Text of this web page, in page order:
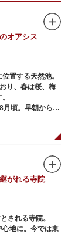
オアシス
置する天然池。
り、春は桜、梅
月頃。早朝から午
ら池を訪れま
ら朝の不忍池を
た、「鵜の池」
ます。大都会の中
思いの時間をお
がれる寺院
される寺院。
心地に。今では東